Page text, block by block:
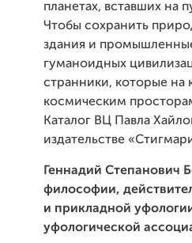
планетах, вставших на
Чтобы сохранить
здания и
гуманоидных
странники, которые на
космическим
Каталог ВЦ Павла
издательстве
Геннадий Степанович
философии,
и прикладной
уфологической